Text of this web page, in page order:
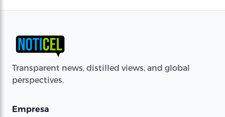
Transparent news, distilled views, and global
perspectives.
Empresa